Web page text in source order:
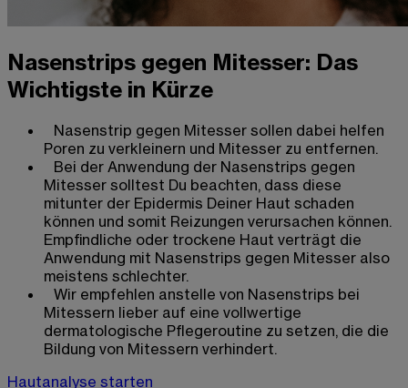
Nasenstrips gegen Mitesser: Das
Wichtigste in Kürze
Nasenstrip gegen Mitesser sollen dabei helfen
Poren zu verkleinern und Mitesser zu entfernen.
Bei der Anwendung der Nasenstrips gegen
Mitesser solltest Du beachten, dass diese
mitunter der Epidermis Deiner Haut schaden
können und somit Reizungen verursachen können.
Empfindliche oder trockene Haut verträgt die
Anwendung mit Nasenstrips gegen Mitesser also
meistens schlechter.
Wir empfehlen anstelle von Nasenstrips bei
Mitessern lieber auf eine vollwertige
dermatologische Pflegeroutine zu setzen, die die
Bildung von Mitessern verhindert.
Hautanalyse starten